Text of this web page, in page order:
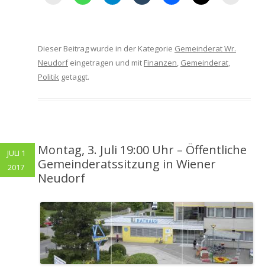
Dieser Beitrag wurde in der Kategorie Gemeinderat Wr.
Neudorfeingetragen und mit Finanzen, Gemeinderat,
Politik getaggt.
Montag, 3. Juli 19:00 Uhr – Öffentliche
Gemeinderatssitzung in Wiener
Neudorf
JULI 1
2017